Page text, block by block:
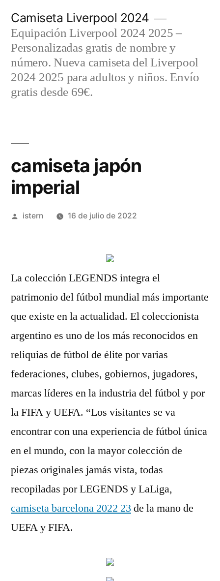
contenido
Camiseta Liverpool 2024
Equipación Liverpool 2024 2025 –
Personalizadas gratis de nombre y
número. Nueva camiseta del Liverpool
2024 2025 para adultos y niños. Envío
gratis desde 69€.
camiseta japón
imperial
Publicado
istern 16 de julio de 2022
La colección LEGENDS integra el
patrimonio del fútbol mundial más importante
que existe en la actualidad. El coleccionista
argentino es uno de los más reconocidos en
reliquias de fútbol de élite por varias
federaciones, clubes, gobiernos, jugadores,
marcas líderes en la industria del fútbol y por
la FIFA y UEFA. “Los visitantes se va
encontrar con una experiencia de fútbol única
en el mundo, con la mayor colección de
piezas originales jamás vista, todas
recopiladas por LEGENDS y LaLiga,
camiseta barcelona 2022 23 de la mano de
UEFA y FIFA.